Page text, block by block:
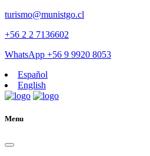
turismo@munistgo.cl
+56 2 2 7136602
WhatsApp +56 9 9920 8053
Español
English
Menu